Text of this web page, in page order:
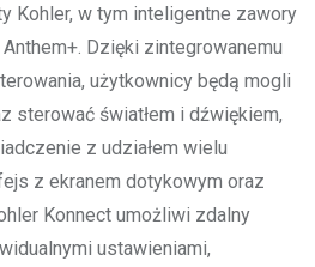
Kohler, w tym inteligentne zawory
Dzięki zintegrowanemu
użytkownicy będą mogli
sterować światłem i dźwiękiem,
z udziałem wielu
z ekranem dotykowym oraz
Konnect umożliwi zdalny
ustawieniami,